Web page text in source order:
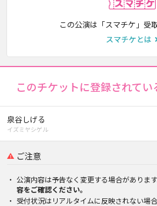
この公演は「スマチケ」受
スマチケとは
このチケットに登録されて
泉谷しげる
イズミヤシゲル
ご注意
公演内容は予告なく変更する場合がありま
容をご確認ください。
受付状況はリアルタイムに反映されない場合